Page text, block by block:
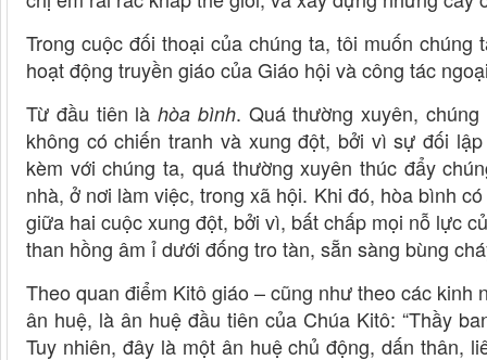
Trong cuộc đối thoại của chúng ta, tôi muốn
hoạt động truyền giáo của Giáo hội và công tác
Từ đầu tiên làhòa bình. Quá thường xuyên,
không có chiến tranh và xung đột, bởi vì sự đối
kèm với chúng ta, quá thường xuyên thúc đẩy
nhà, ở nơi làm việc, trong xã hội. Khi đó, hòa bình
giữa hai cuộc xung đột, bởi vì, bất chấp mọi nỗ lực
than hồng âm ỉ dưới đống tro tàn, sẵn sàng bùng
Theo quan điểm Kitô giáo – cũng như theo các
ân huệ, là ân huệ đầu tiên của Chúa Kitô: “Thầy
Tuy nhiên, đây là một ân huệ chủ động, dấn thân,